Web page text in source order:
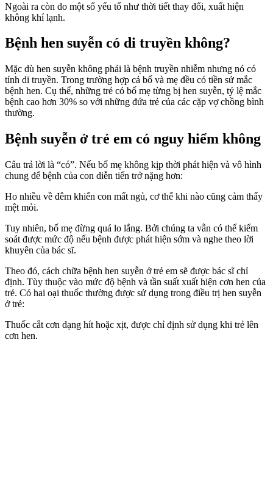
Ngoài ra còn do một số yếu tố như thời tiết thay đổi, xuất hiện
không khí lạnh.
Bệnh hen suyễn có di truyền không?
Mặc dù hen suyễn không phải là bệnh truyền nhiễm nhưng nó có
tính di truyền. Trong trường hợp cả bố và mẹ đều có tiền sử mắc
bệnh hen. Cụ thể, những trẻ có bố mẹ từng bị hen suyễn, tỷ lệ mắc
bệnh cao hơn 30% so với những đứa trẻ của các cặp vợ chồng bình
thường.
Bệnh suyễn ở trẻ em có nguy hiểm không
Câu trả lời là “có”. Nếu bố mẹ không kịp thời phát hiện và vô hình
chung để bệnh của con diễn tiến trở nặng hơn:
Ho nhiều về đêm khiến con mất ngủ, cơ thể khi nào cũng cảm thấy
mệt mỏi.
Tuy nhiên, bố mẹ đừng quá lo lắng. Bởi chúng ta vẫn có thể kiểm
soát được mức độ nếu bệnh được phát hiện sớm và nghe theo lời
khuyên của bác sĩ.
Theo đó, cách chữa bệnh hen suyễn ở trẻ em sẽ được bác sĩ chỉ
định. Tùy thuộc vào mức độ bệnh và tần suất xuất hiện cơn hen của
trẻ. Có hai oại thuốc thường được sử dụng trong điều trị hen suyễn
ở trẻ:
Thuốc cắt cơn dạng hít hoặc xịt, được chỉ định sử dụng khi trẻ lên
cơn hen.